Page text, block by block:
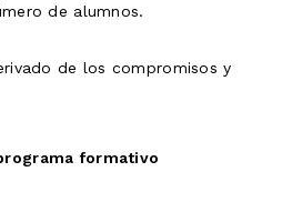
de alumnos.
de los compromisos y
formativo